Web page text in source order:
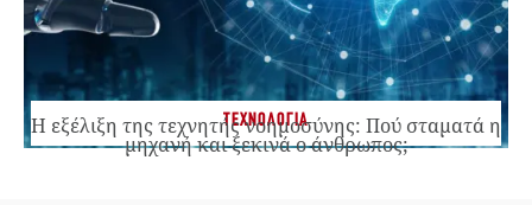
ΤΕΧΝΟΛΟΓΙΑ
Η εξέλιξη της τεχνητής νοημοσύνης: Πού σταματά η
μηχανή και ξεκινά ο άνθρωπος;